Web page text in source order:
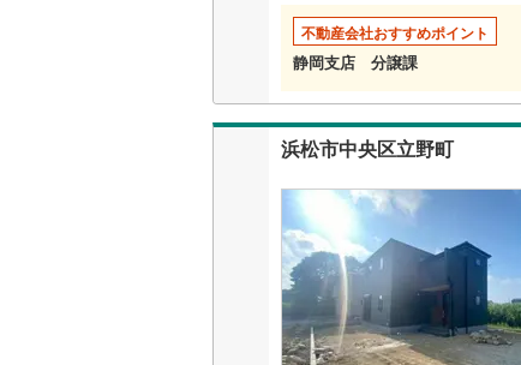
不動産会社おすすめポイント
静岡支店 分譲課
浜松市中央区立野町